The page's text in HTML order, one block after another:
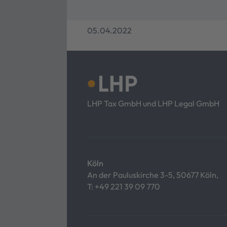
05.04.2022
LHP Tax GmbH und LHP Legal GmbH
Köln
An der Pauluskirche 3-5, 50677 Köln,
T: +49 221 39 09 770